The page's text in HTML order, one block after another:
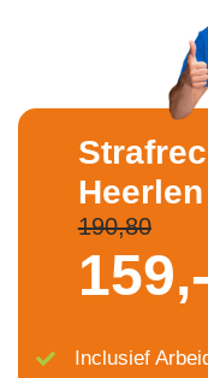
Heerlen
190,80
159,-
Inclusief